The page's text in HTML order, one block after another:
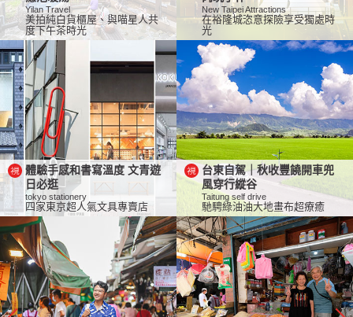
Yilan Travel
美拍純白貨櫃屋、與喵星人共
度下午茶時光
New Taipei Attractions
在裕隆城恣意探險享受獨處時
光
體驗手感和書寫溫度 文青遊
日必逛
tokyo stationery
四家東京超人氣文具專賣店
台東自駕｜秋收豐饒開車兜
風穿行縱谷
Taitung self drive
馳騁綠油油大地畫布超療癒